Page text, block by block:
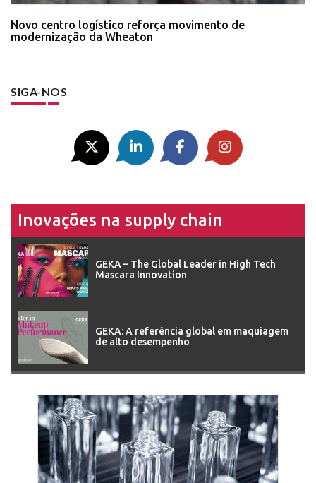
Novo centro logístico reforça movimento de
modernização da Wheaton
SIGA-NOS
Inovações na supply chain
GEKA – The Global Leader in High Tech
Mascara Innovation
GEKA: A referência global em maquiagem
de alto desempenho